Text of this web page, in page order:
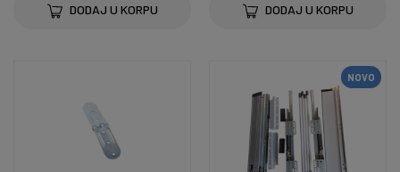
DODAJ U KORPU DODAJ U KORPU
NOVO